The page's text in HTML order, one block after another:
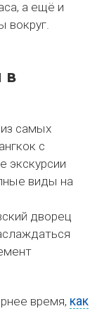
а ещё и
вокруг.
в
самых
с
экскурсии
виды на
дворец
время, как